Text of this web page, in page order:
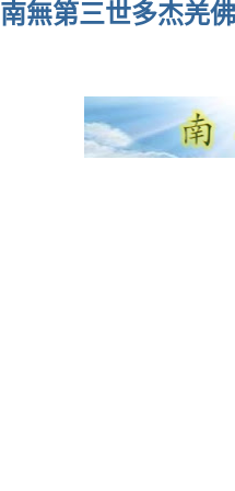
南無第三世多杰羌佛